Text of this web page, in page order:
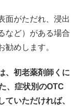
面がただれ、浸出
など）がある場合
勧めします。
、初老薬剤師くに
、症状別のOTC
いただければ、